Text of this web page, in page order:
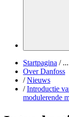
Startpagina /...
Over Danfoss
/ Nieuws
/ Introductie
modulerende